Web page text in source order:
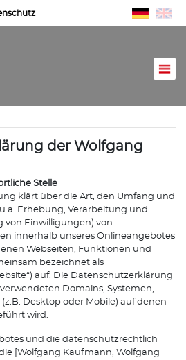
der Wolfgang
Stelle
klärt über die Art, den Umfang und
Erhebung, Verarbeitung und
von Einwilligungen) von
innerhalb unseres Onlineangebotes
Webseiten, Funktionen und
bezeichnet als
auf. Die Datenschutzerklärung
Domains, Systemen,
Desktop oder Mobile) auf denen
wird.
und die datenschutzrechtlich
[Wolfgang Kaufmann, Wolfgang